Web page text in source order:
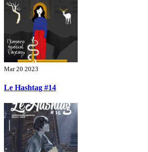
Mar 20 2023
Le Hashtag #14